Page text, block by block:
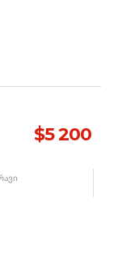
$5 200